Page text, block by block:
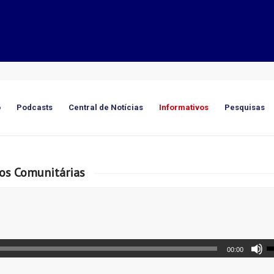
Podcasts Central de Notícias Informativos Pesquisas
Comunitárias
00:00